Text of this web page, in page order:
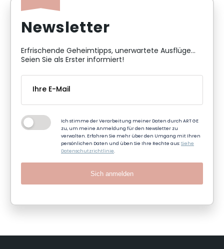
Newsletter
Erfrischende Geheimtipps, unerwartete Ausflüge...
Seien Sie als Erster informiert!
Ich stimme der Verarbeitung meiner Daten durch ART GE
zu, um meine Anmeldung für den Newsletter zu
verwalten. Erfahren Sie mehr über den Umgang mit Ihren
persönlichen Daten und üben Sie Ihre Rechte aus:Siehe
Datenschutzrichtlinie.
Sich anmelden